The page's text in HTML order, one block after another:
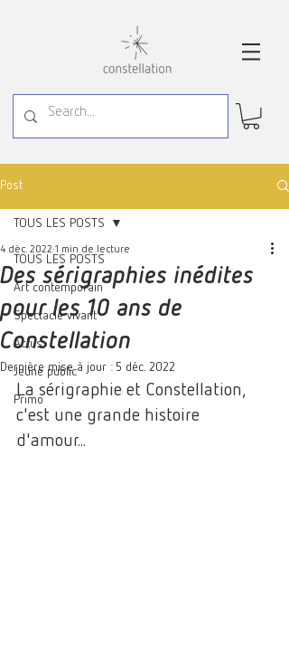
Post
TOUS LES POSTS
Art contemporain
Spectacle vivant
Actus
Jeune public
Primo
TOUS LES POSTS
Des sérigraphies inédites
pour les 10 ans de
Constellation
4 déc. 2022 1 min de lecture
Dernière mise à jour : 5 déc. 2022
La sérigraphie et Constellation,
c'est une grande histoire
d'amour...